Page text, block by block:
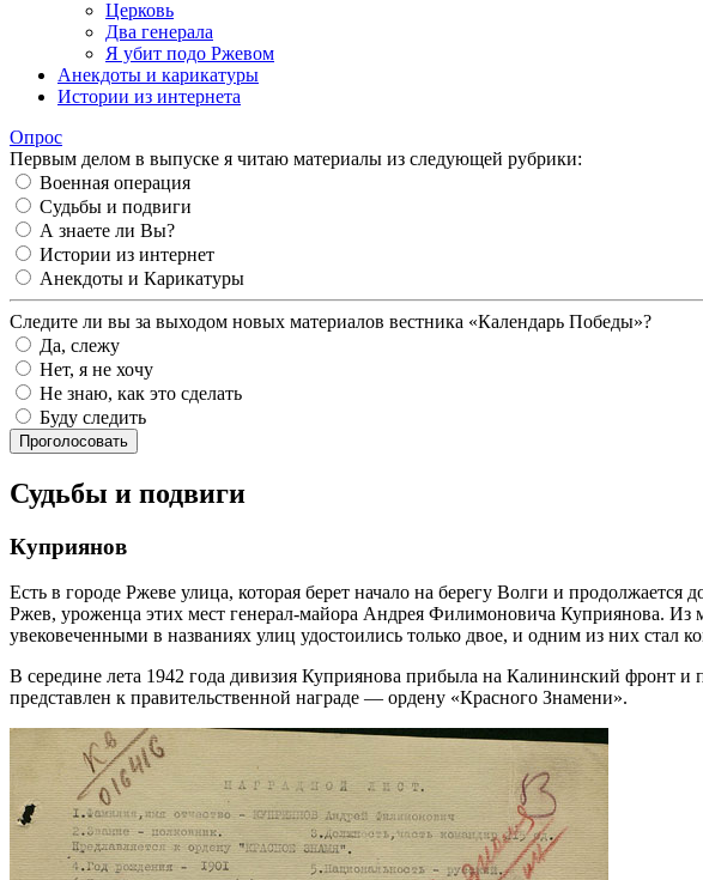
Церковь
Два генерала
Я убит подо Ржевом
Анекдоты и карикатуры
Истории из интернета
Опрос
Первым делом в выпуске я читаю материалы из следующей рубрики:
Военная операция
Судьбы и подвиги
А знаете ли Вы?
Истории из интернет
Анекдоты и Карикатуры
Следите ли вы за выходом новых материалов вестника «Календарь Победы»?
Да, слежу
Нет, я не хочу
Не знаю, как это сделать
Буду следить
Проголосовать
Судьбы и подвиги
Куприянов
Есть в городе Ржеве улица, которая берет начало на берегу Волги и продолжается
Ржев, уроженца этих мест генерал-майора Андрея Филимоновича Куприянова.
увековеченными в названиях улиц удостоились только двое, и одним из них
В середине лета 1942 года дивизия Куприянова прибыла на Калининский фронт
представлен к правительственной награде — ордену «Красного Знамени».